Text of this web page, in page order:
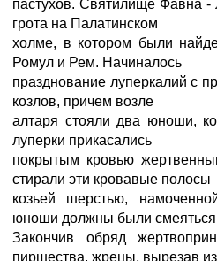
пастухов. Святилище Фавна -
грота на Палатинском
холме, в котором были
Ромул и Рем. Начиналось
празднование луперкалий с
козлов, причем возле
алтаря стояли два юноши,
луперки прикасались
покрытым кровью
стирали эти кровавые полосы
козьей шерстью,
юноши должны были
Закончив обряд
пиршества, жрецы, вырезав из